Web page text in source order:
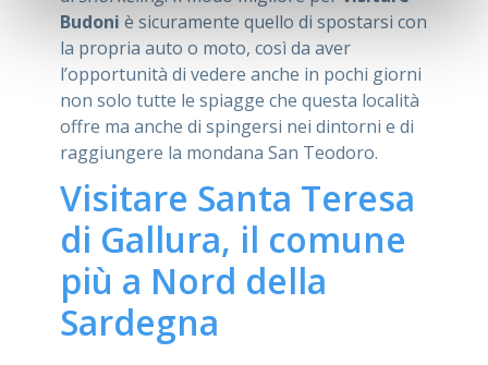
Budoni è sicuramente quello di spostarsi con
la propria auto o moto, così da aver
l’opportunità di vedere anche in pochi giorni
non solo tutte le spiagge che questa località
offre ma anche di spingersi nei dintorni e di
raggiungere la mondana San Teodoro.
Visitare Santa Teresa
di Gallura, il comune
più a Nord della
Sardegna